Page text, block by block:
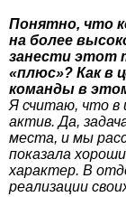
Понятно, что
на более
занести этот
«плюс»? Как в
команды в
Я считаю, что в
актив. Да,
места, и мы
показала
характер. В
реализации